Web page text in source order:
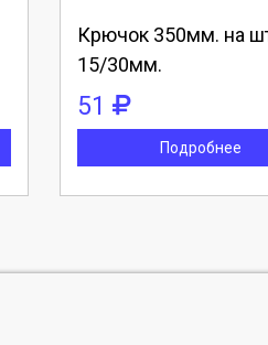
Крючок 350мм. на
15/30мм.
51
Подробнее